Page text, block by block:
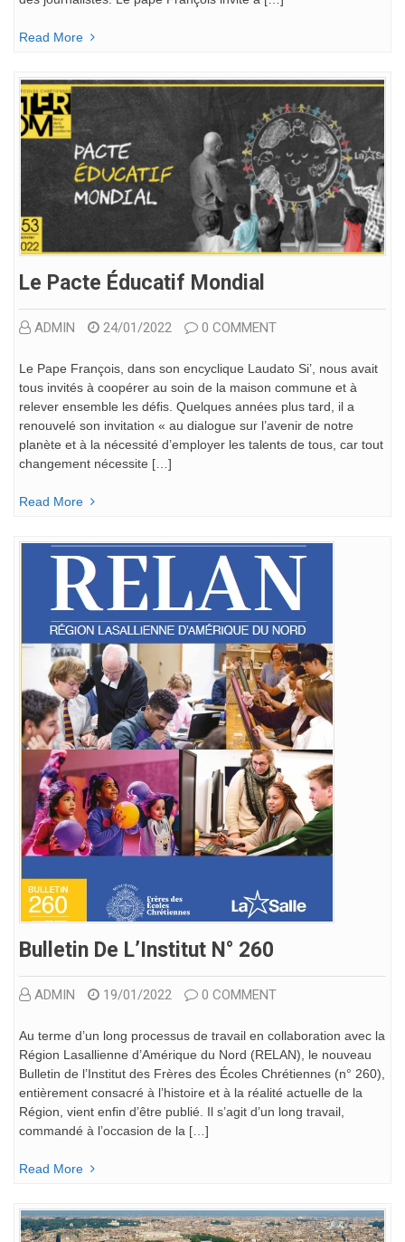
Read More
Le Pacte Éducatif Mondial
ADMIN 24/01/2022 0 COMMENT
Le Pape François, dans son encyclique Laudato Si’, nous avait
tous invités à coopérer au soin de la maison commune et à
relever ensemble les défis. Quelques années plus tard, il a
renouvelé son invitation « au dialogue sur l’avenir de notre
planète et à la nécessité d’employer les talents de tous, car tout
changement nécessite […]
Read More
Bulletin De L’Institut N° 260
ADMIN 19/01/2022 0 COMMENT
Au terme d’un long processus de travail en collaboration avec la
Région Lasallienne d’Amérique du Nord (RELAN), le nouveau
Bulletin de l’Institut des Frères des Écoles Chrétiennes (n° 260),
entièrement consacré à l’histoire et à la réalité actuelle de la
Région, vient enfin d’être publié. Il s’agit d’un long travail,
commandé à l’occasion de la […]
Read More